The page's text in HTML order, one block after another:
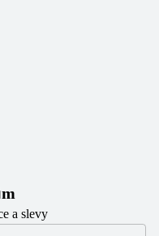
a slevy